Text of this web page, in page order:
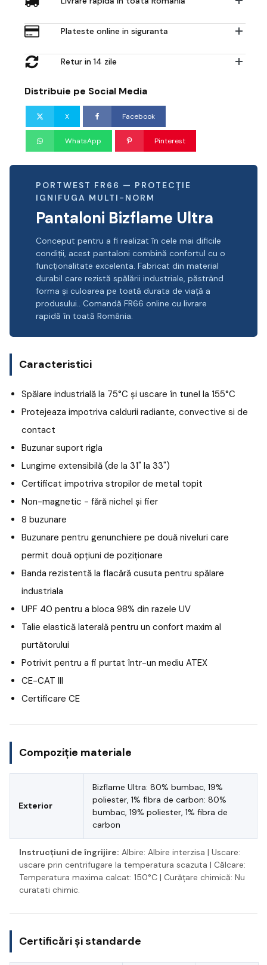
Plateste online in siguranta
Retur in 14 zile
Distribuie pe Social Media
X Facebook
WhatsApp Pinterest
PORTWEST FR66 — PROTECȚIE
IGNIFUGA MULTI-NORM
Pantaloni Bizflame Ultra
Conceput pentru a fi realizat în cele mai dificile
condiții, acest pantaloni combină confortul cu o
funcționalitate excelenta. Fabricat din material
durabil care rezistă spălării industriale, păstrând
forma și culoarea pe toată durata de viață a
produsului.. Comandă FR66 online cu livrare
rapidă în toată România.
Caracteristici
Spălare industrială la 75°C și uscare în tunel la 155°C
Protejeaza impotriva caldurii radiante, convective si de
contact
Buzunar suport rigla
Lungime extensibilă (de la 31" la 33")
Certificat impotriva stropilor de metal topit
Non-magnetic - fără nichel și fier
8 buzunare
Buzunare pentru genunchiere pe două niveluri care
permit două opțiuni de poziționare
Banda rezistentă la flacără cusuta pentru spălare
industriala
UPF 40 pentru a bloca 98% din razele UV
Talie elastică laterală pentru un confort maxim al
purtătorului
Potrivit pentru a fi purtat într-un mediu ATEX
CE-CAT III
Certificare CE
Compoziție materiale
Exterior
Bizflame Ultra: 80% bumbac, 19%
poliester, 1% fibra de carbon: 80%
bumbac, 19% poliester, 1% fibra de
carbon
Instrucțiuni de îngrijire: Albire: Albire interzisa | Uscare:
uscare prin centrifugare la temperatura scazuta | Călcare:
Temperatura maxima calcat: 150°C | Curățare chimică: Nu
curatati chimic.
Certificări și standarde